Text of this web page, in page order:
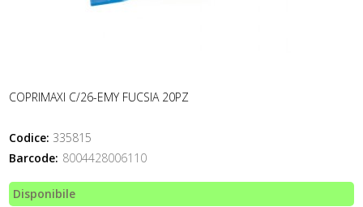
COPRIMAXI C/26-EMY FUCSIA 20PZ
Codice: 335815
Barcode: 8004428006110
Disponibile